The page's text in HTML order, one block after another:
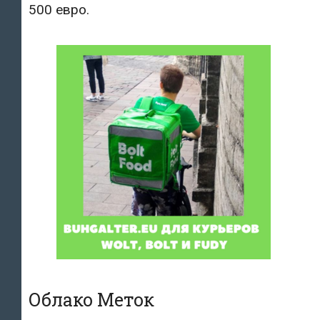
500 евро.
Облако Меток